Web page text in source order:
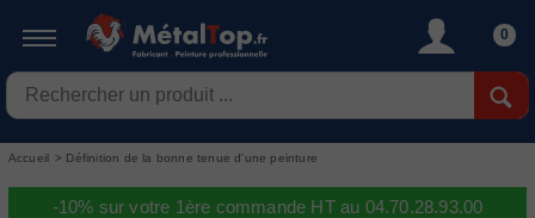
0
Accueil > Définition de la bonne tenue d'une peinture
-10% sur votre 1ère commande HT au 04.70.28.93.00